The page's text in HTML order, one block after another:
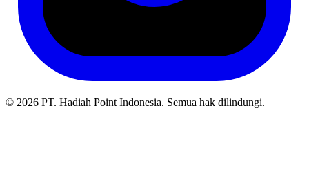
© 2026 PT. Hadiah Point Indonesia. Semua hak dilindungi.